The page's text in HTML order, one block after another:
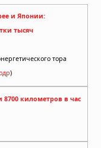
и Японии:
тысяч
тора
)
8700 километров в час